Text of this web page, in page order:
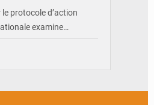
protocole d’action
examine…